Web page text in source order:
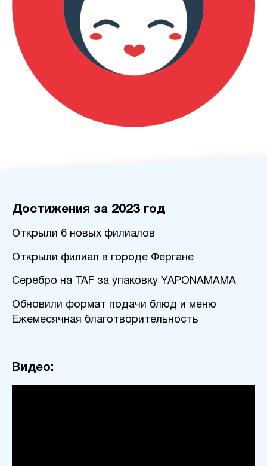
Достижения за 2023 год
Открыли 6 новых филиалов
Открыли филиал в городе Фергане
Серебро на TAF за упаковку YAPONAMAMA
Обновили формат подачи блюд и меню
Ежемесячная благотворительность
Видео: